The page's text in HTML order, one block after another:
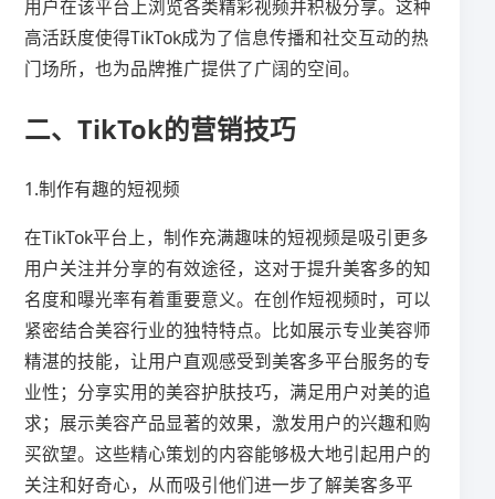
用户在该平台上浏览各类精彩视频并积极分享。这种
高活跃度使得TikTok成为了信息传播和社交互动的热
门场所，也为品牌推广提供了广阔的空间。
二、TikTok的营销技巧
1.制作有趣的短视频
在TikTok平台上，制作充满趣味的短视频是吸引更多
用户关注并分享的有效途径，这对于提升美客多的知
名度和曝光率有着重要意义。在创作短视频时，可以
紧密结合美容行业的独特特点。比如展示专业美容师
精湛的技能，让用户直观感受到美客多平台服务的专
业性；分享实用的美容护肤技巧，满足用户对美的追
求；展示美容产品显著的效果，激发用户的兴趣和购
买欲望。这些精心策划的内容能够极大地引起用户的
关注和好奇心，从而吸引他们进一步了解美客多平